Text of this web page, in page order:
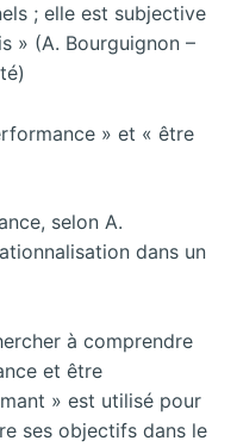
; elle est subjective
» (A. Bourguignon –
» et « être
selon A.
dans un
à comprendre
et être
» est utilisé pour
ses objectifs dans le